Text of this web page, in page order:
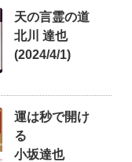
天の言霊の道
北川 達也
(2024/4/1)
運は秒で開け
る
小坂達也